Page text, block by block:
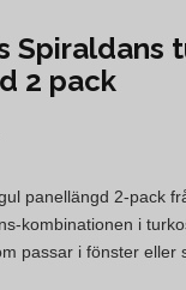
Spiraldans
2 pack
panellängd 2-pack
kombinationen i
passar i fönster eller